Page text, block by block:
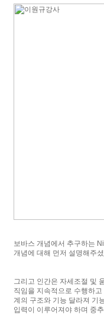
보바스 개념에서 추구하는
개념에 대해 먼저 설명해주
그리고 인간은 자세조절 및
직임을 지속적으로 수행하
계의 구조와 기능 달라져 기
입력이 이루어져야 하며 중